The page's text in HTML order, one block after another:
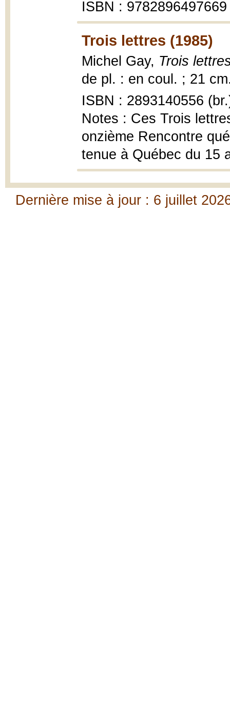
ISBN : 9782896497669
Trois lettres (1985)
Michel Gay, Trois
de pl. : en coul. ; 21
ISBN : 2893140556
Notes : Ces Trois
onzième Rencontre
tenue à Québec du 15
Dernière mise à jour : 6 juillet